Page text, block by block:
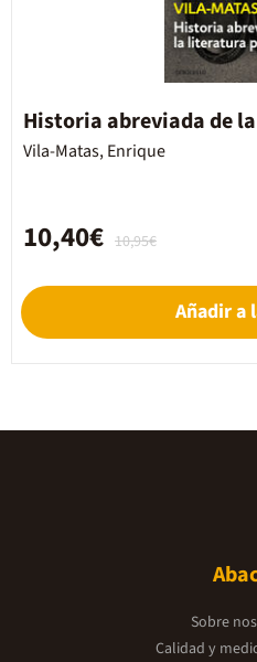
Historia abreviada de
Vila-Matas, Enrique
10,95€
10,40€
Añadir a
Sobre
Calidad y